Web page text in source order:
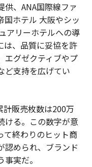
、ANA国際線ファ
国ホテル 大阪やシッ
アリーホテルへの導
は、品質に妥協を許
エグゼクティブやプ
ど支持を広げてい
販売枚数は200万
ける。この数字が意
て終わりのヒット商
認められ、ブランド
実だ。